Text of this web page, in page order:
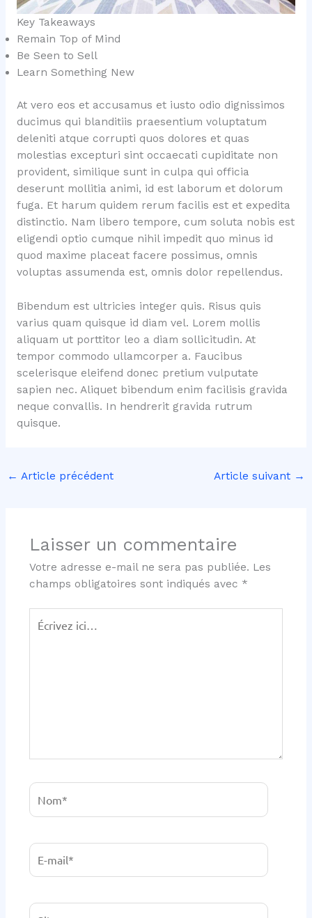
Key Takeaways
Remain Top of Mind
Be Seen to Sell
Learn Something New
At vero eos et accusamus et iusto odio dignissimos
ducimus qui blanditiis praesentium voluptatum
deleniti atque corrupti quos dolores et quas
molestias excepturi sint occaecati cupiditate non
provident, similique sunt in culpa qui officia
deserunt mollitia animi, id est laborum et dolorum
fuga. Et harum quidem rerum facilis est et expedita
distinctio. Nam libero tempore, cum soluta nobis est
eligendi optio cumque nihil impedit quo minus id
quod maxime placeat facere possimus, omnis
voluptas assumenda est, omnis dolor repellendus.
Bibendum est ultricies integer quis. Risus quis
varius quam quisque id diam vel. Lorem mollis
aliquam ut porttitor leo a diam sollicitudin. At
tempor commodo ullamcorper a. Faucibus
scelerisque eleifend donec pretium vulputate
sapien nec. Aliquet bibendum enim facilisis gravida
neque convallis. In hendrerit gravida rutrum
quisque.
← Article précédent Article suivant →
Laisser un commentaire
Votre adresse e-mail ne sera pas publiée. Les
champs obligatoires sont indiqués avec *
Écrivez
ici…
Nom*
E-
mail*
Site